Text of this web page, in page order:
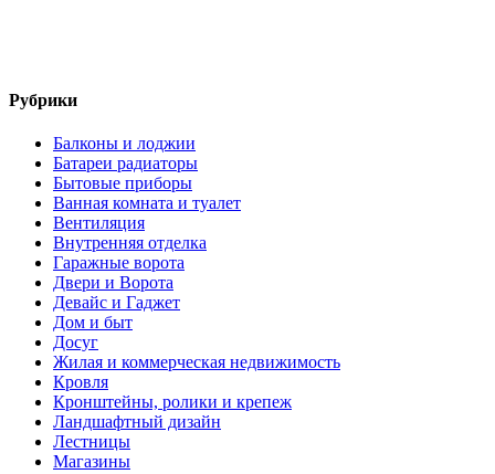
Рубрики
Балконы и лоджии
Батареи радиаторы‎
Бытовые приборы
Ванная комната и туалет
Вентиляция
Внутренняя отделка
Гаражные ворота
Двери и Ворота
Девайс и Гаджет
Дом и быт
Досуг
Жилая и коммерческая недвижимость
Кровля
Кронштейны, ролики и крепеж
Ландшафтный дизайн
Лестницы
Магазины